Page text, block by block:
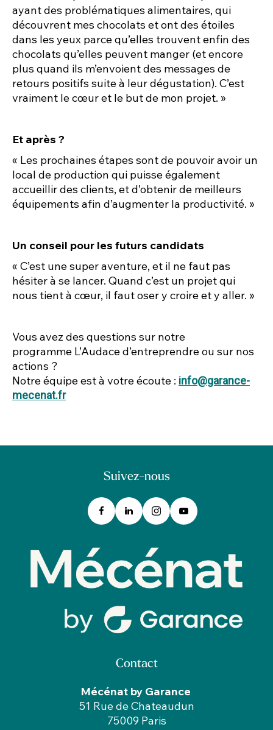
ayant des problématiques alimentaires, qui
découvrent mes chocolats et ont des étoiles
dans les yeux parce qu’elles trouvent enfin des
chocolats qu’elles peuvent manger (et encore
plus quand ils m’envoient des messages de
retours positifs suite à leur dégustation). C’est
vraiment le cœur et le but de mon projet. »
Et après ?
« Les prochaines étapes sont de pouvoir avoir un
local de production qui puisse également
accueillir des clients, et d’obtenir de meilleurs
équipements afin d’augmenter la productivité. »
Un conseil pour les futurs candidats
« C’est une super aventure, et il ne faut pas
hésiter à se lancer. Quand c’est un projet qui
nous tient à cœur, il faut oser y croire et y aller. »
Vous avez des questions sur notre
programme L’Audace d’entreprendreou sur nos
actions ?
Notre équipe est à votre écoute : info@garance-
mecenat.fr
Suivez-nous
Contact
Mécénat by Garance
51 Rue de Chateaudun
75009 Paris